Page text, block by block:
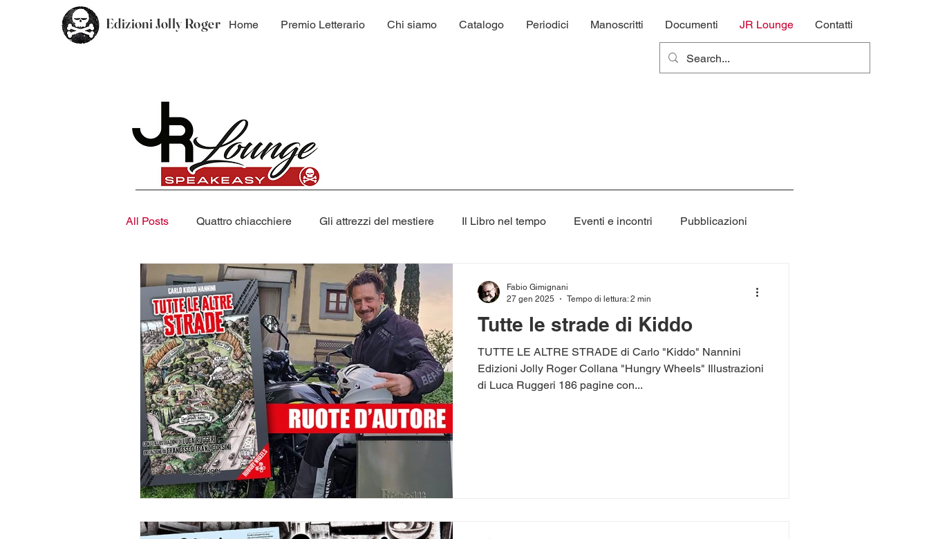
Edizioni Jolly Roger Home Premio Letterario Chi siamo Catalogo Periodici Manoscritti Documenti JR Lounge Contatti
All Posts Quattro chiacchiere Gli attrezzi del mestiere Il Libro nel tempo Eventi e incontri Pubblicazioni
Coming Soon Saggistica Narrativa Racconti
Tutte le strade di Kiddo
TUTTE LE ALTRE STRADE di Carlo "Kiddo" Nannini
Edizioni Jolly Roger Collana "Hungry Wheels" Illustrazioni
di Luca Ruggeri 186 pagine con...
Fabio Gimignani
27 gen 2025
Tempo di lettura: 2 min